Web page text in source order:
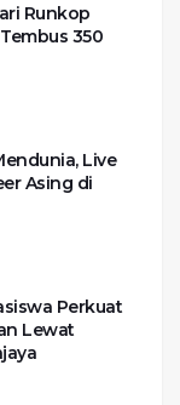
Runkop
350
Live
Asing di
Perkuat
Lewat